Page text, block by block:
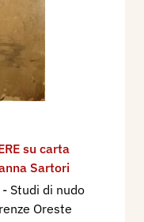
su carta
Sartori
Studi di nudo
Oreste